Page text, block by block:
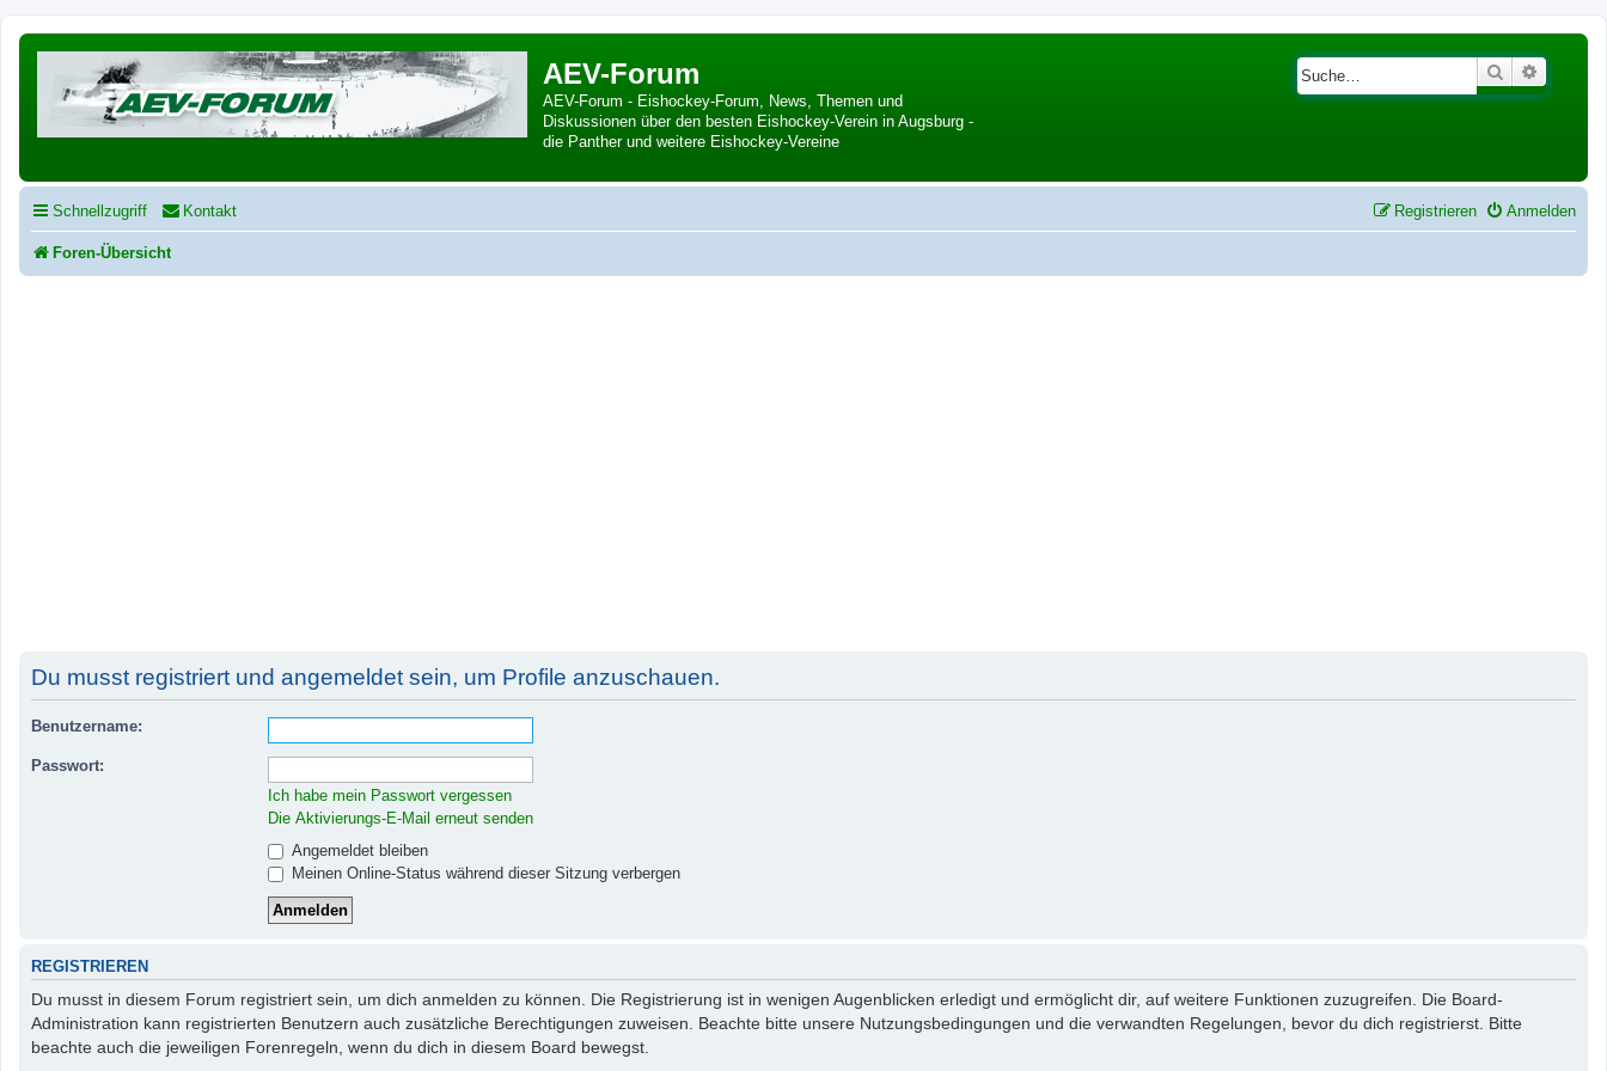
AEV-Forum
AEV-Forum - Eishockey-Forum, News, Themen und
Diskussionen über den besten Eishockey-Verein in Augsburg -
die Panther und weitere Eishockey-Vereine
Suche
Schnellzugriff Kontakt Anmelden
Registrieren
Foren-Übersicht
Du musst registriert und angemeldet sein, um Profile anzuschauen.
Benutzername:
Passwort:
Ich habe mein Passwort vergessen
Die Aktivierungs-E-Mail erneut senden
Angemeldet bleiben
Meinen Online-Status während dieser Sitzung verbergen
REGISTRIEREN
Du musst in diesem Forum registriert sein, um dich anmelden zu können. Die Registrierung ist in wenigen Augenblicken erledigt und ermöglicht dir, auf weitere Funktionen zuzugreifen. Die Board-
Administration kann registrierten Benutzern auch zusätzliche Berechtigungen zuweisen. Beachte bitte unsere Nutzungsbedingungen und die verwandten Regelungen, bevor du dich registrierst. Bitte
beachte auch die jeweiligen Forenregeln, wenn du dich in diesem Board bewegst.